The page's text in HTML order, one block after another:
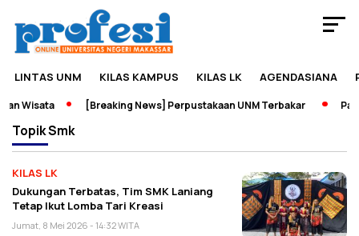
LINTAS UNM KILAS KAMPUS KILAS LK AGENDASIANA
Wisata [Breaking News] Perpustakaan UNM Terbakar
TopikSmk
KILAS LK
Dukungan Terbatas, Tim SMK Laniang
Tetap Ikut Lomba Tari Kreasi
Jumat, 8 Mei 2026 - 14:32 WITA